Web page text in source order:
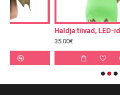
Haldja tiivad, LED-idega